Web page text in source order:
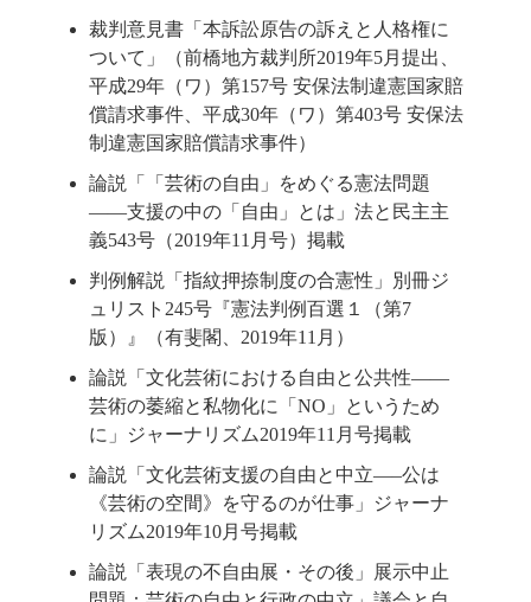
裁判意見書「本訴訟原告の訴えと人格権に
ついて」（前橋地方裁判所2019年5月提出、
平成29年（ワ）第157号 安保法制違憲国家賠
償請求事件、平成30年（ワ）第403号 安保法
制違憲国家賠償請求事件）
論説「「芸術の自由」をめぐる憲法問題
――支援の中の「自由」とは」法と民主主
義543号（2019年11月号）掲載
判例解説「指紋押捺制度の合憲性」別冊ジ
ュリスト245号『憲法判例百選１（第7
版）』（有斐閣、2019年11月）
論説「文化芸術における自由と公共性――
芸術の萎縮と私物化に「NO」というため
に」ジャーナリズム2019年11月号掲載
論説「文化芸術支援の自由と中立―–公は
《芸術の空間》を守るのが仕事」ジャーナ
リズム2019年10月号掲載
論説「表現の不自由展・その後」展示中止